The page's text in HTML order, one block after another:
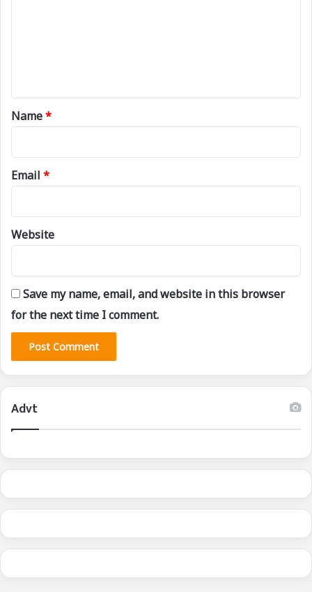
*
Name*
Email *
Website
Save my name, email, and website in this browser
for the next time I comment.
Advt